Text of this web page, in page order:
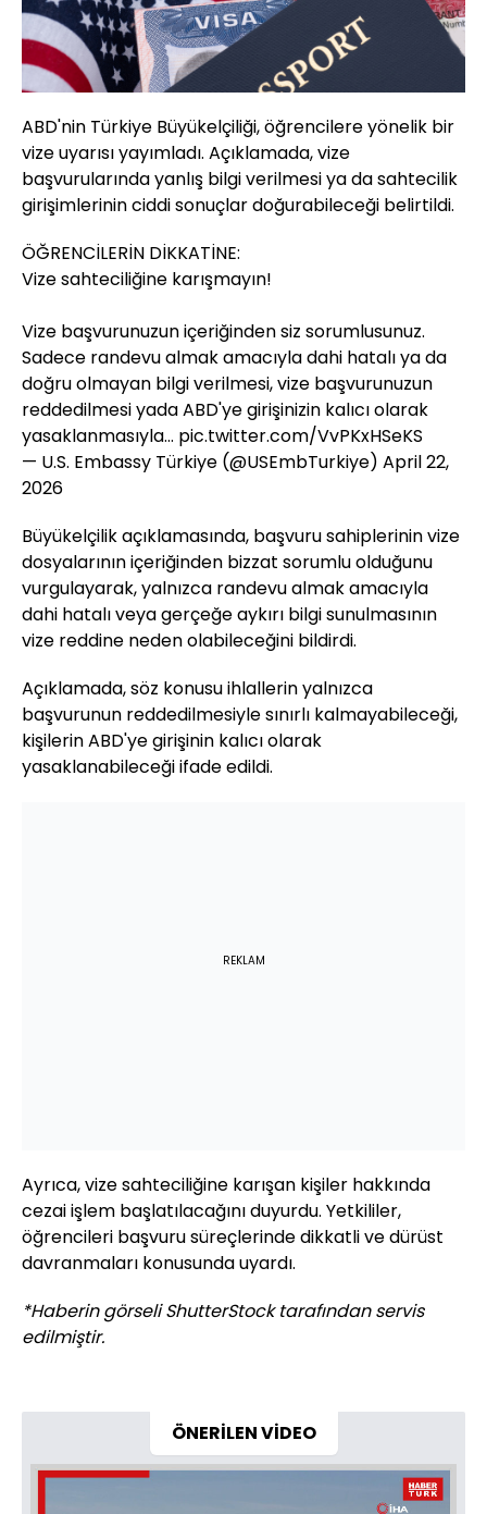
ABD'nin Türkiye Büyükelçiliği, öğrencilere yönelik bir
vize uyarısı yayımladı. Açıklamada, vize
başvurularında yanlış bilgi verilmesi ya da sahtecilik
girişimlerinin ciddi sonuçlar doğurabileceği belirtildi.
ÖĞRENCİLERİN DİKKATİNE:
Vize sahteciliğine karışmayın!
Vize başvurunuzun içeriğinden siz sorumlusunuz.
Sadece randevu almak amacıyla dahi hatalı ya da
doğru olmayan bilgi verilmesi, vize başvurunuzun
reddedilmesi yada ABD'ye girişinizin kalıcı olarak
yasaklanmasıyla… pic.twitter.com/VvPKxHSeKS
— U.S. Embassy Türkiye (@USEmbTurkiye) April 22,
2026
Büyükelçilik açıklamasında, başvuru sahiplerinin vize
dosyalarının içeriğinden bizzat sorumlu olduğunu
vurgulayarak, yalnızca randevu almak amacıyla
dahi hatalı veya gerçeğe aykırı bilgi sunulmasının
vize reddine neden olabileceğini bildirdi.
Açıklamada, söz konusu ihlallerin yalnızca
başvurunun reddedilmesiyle sınırlı kalmayabileceği,
kişilerin ABD'ye girişinin kalıcı olarak
yasaklanabileceği ifade edildi.
REKLAM
Ayrıca, vize sahteciliğine karışan kişiler hakkında
cezai işlem başlatılacağını duyurdu. Yetkililer,
öğrencileri başvuru süreçlerinde dikkatli ve dürüst
davranmaları konusunda uyardı.
*Haberin görseli ShutterStock tarafından servis
edilmiştir.
ÖNERİLEN VİDEO